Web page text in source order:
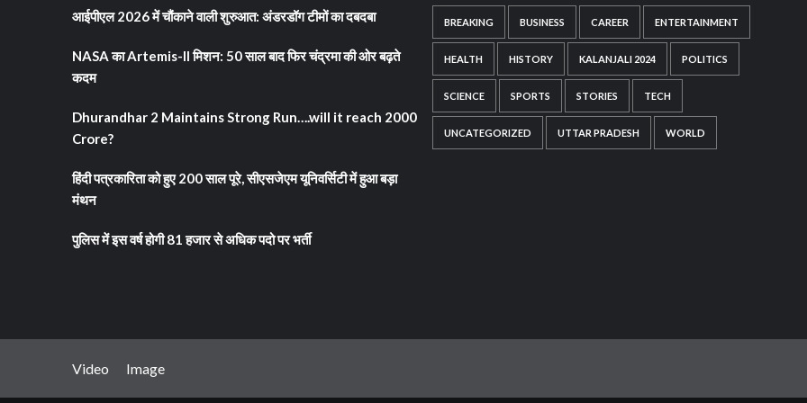
आईपीएल 2026 में चौंकाने वाली शुरुआत: अंडरडॉग टीमों का दबदबा
NASA का Artemis-II मिशन: 50 साल बाद फिर चंद्रमा की ओर बढ़ते
कदम
Dhurandhar 2 Maintains Strong Run….will it reach 2000
Crore?
हिंदी पत्रकारिता को हुए 200 साल पूरे, सीएसजेएम यूनिवर्सिटी में हुआ बड़ा
मंथन
पुलिस में इस वर्ष होगी 81 हजार से अधिक पदो पर भर्ती
BREAKING BUSINESS CAREER ENTERTAINMENT
HEALTH HISTORY KALANJALI 2024 POLITICS
SCIENCE SPORTS STORIES TECH
UNCATEGORIZED UTTAR PRADESH WORLD
Video Image